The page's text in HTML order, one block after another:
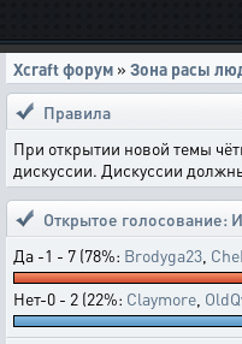
Xcraft форум » Зона расы
Правила
При открытии новой темы
дискуссии. Дискуссии
Открытое голосование:
Да -1 - 7 (78%: Brodyga23
Нет-0 - 2 (22%: Claymore